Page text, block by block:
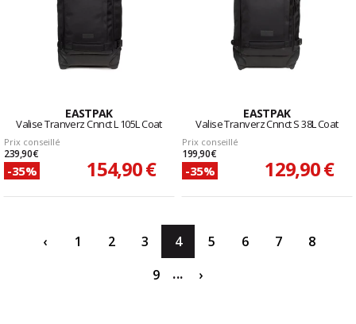
EASTPAK
Valise Tranverz Cnnct L 105L Coat
Prix conseillé
239,90 €
-35% 154,90 €
EASTPAK
Valise Tranverz Cnnct S 38L Coat
Prix conseillé
199,90 €
-35% 129,90 €
‹ 1 2 3 4 5 6 7
8
9
... ›